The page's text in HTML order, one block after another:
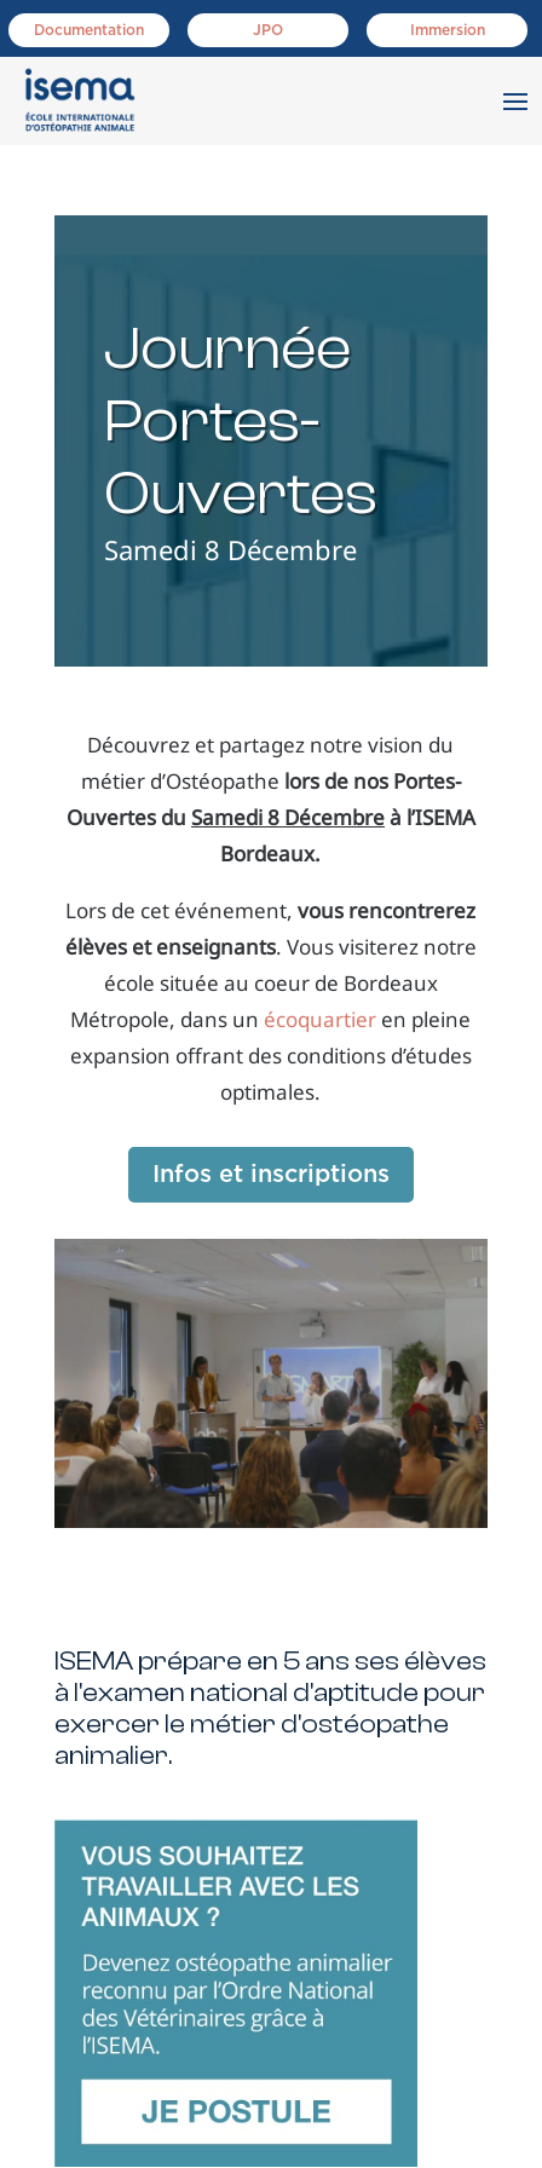
Documentation JPO Immersion
Journée
Portes-
Ouvertes
Samedi 8 Décembre
Découvrez et partagez notre vision du
métier d’Ostéopathe lors de nos Portes-
Ouvertes du Samedi 8 Décembreà l’ISEMA
Bordeaux.
Lors de cet événement,vous rencontrerez
élèves et enseignants. Vous visiterez notre
école située au coeur de Bordeaux
Métropole, dans un écoquartier en pleine
expansion offrant des conditions d’études
optimales.
Infos et inscriptions
ISEMA prépare en 5 ans ses élèves
à l'examen national d'aptitude pour
exercer le métier d'ostéopathe
animalier.